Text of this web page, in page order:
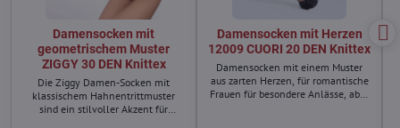
Damensocken mit
geometrischem Muster
ZIGGY 30 DEN Knittex
Die Ziggy Damen-Socken mit
klassischem Hahnentrittmuster
sind ein stilvoller Akzent für
Damensocken mit Herzen
12009 CUORI 20 DEN Knittex
Damensocken mit einem Muster
aus zarten Herzen, für romantische
Frauen für besondere Anlässe, aber